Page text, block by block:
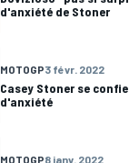
d'anxiété de Stoner
MOTOGP3 févr. 2022
Casey Stoner se
d'anxiété
MOTOGP8 janv. 2022